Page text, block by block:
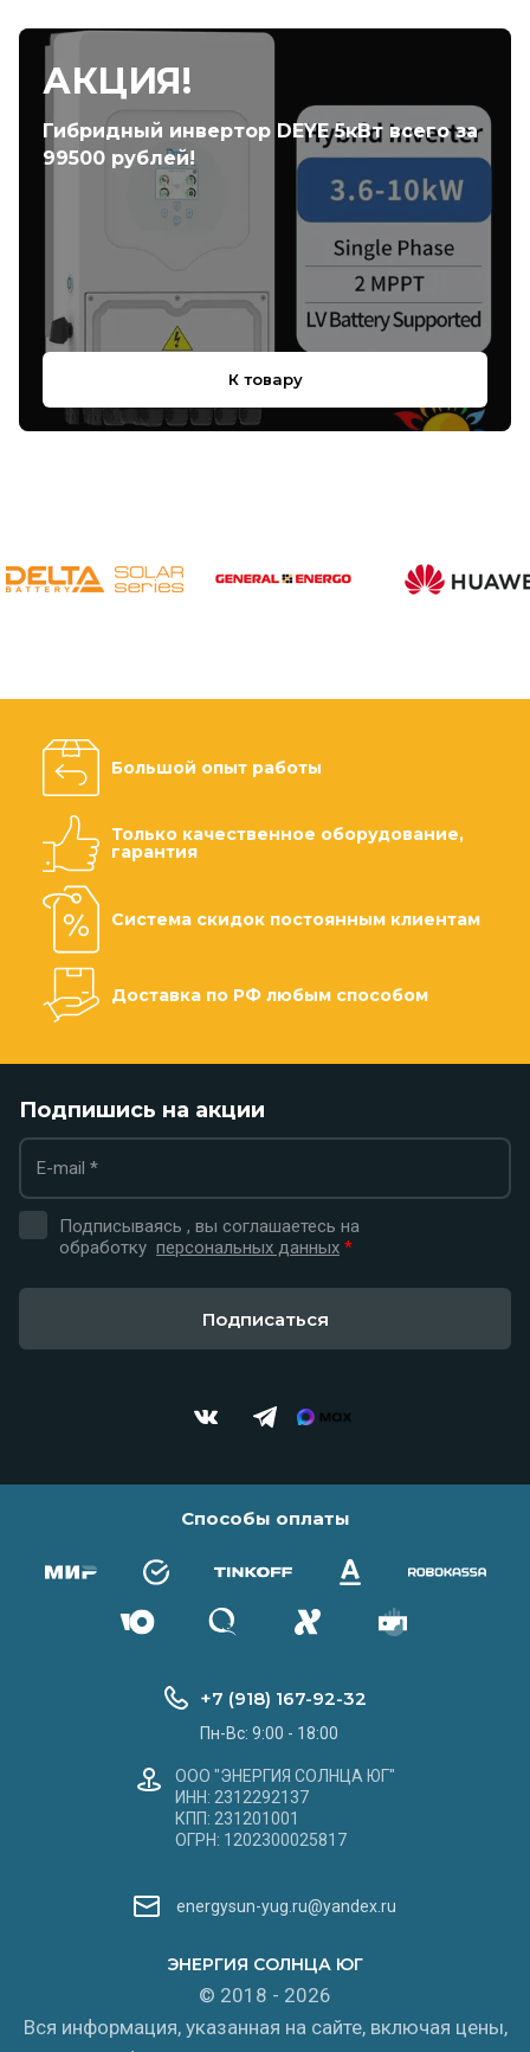
АКЦИЯ!
Гибридный инвертор DEYE 5кВт всего за
99500 рублей!
К товару
Большой опыт работы
Только качественное оборудование,
гарантия
Система скидок постоянным клиентам
Доставка по РФ любым способом
Подпишись на акции
Подписываясь , вы соглашаетесь на
обработку персональных данных *
Подписаться
Способы оплаты
ЭНЕРГИЯ СОЛНЦА ЮГ
© 2018 - 2026
Вся информация, указанная на сайте, включая цены,
+7 (918) 167-92-32
Пн-Вс: 9:00 - 18:00
ООО "ЭНЕРГИЯ СОЛНЦА ЮГ"
ИНН: 2312292137
КПП: 231201001
ОГРН: 1202300025817
energysun-yug.ru@yandex.ru